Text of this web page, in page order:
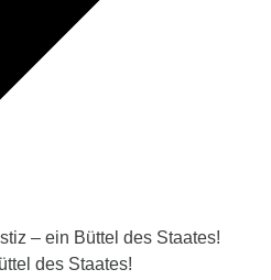
– ein Büttel des Staates!
des Staates!